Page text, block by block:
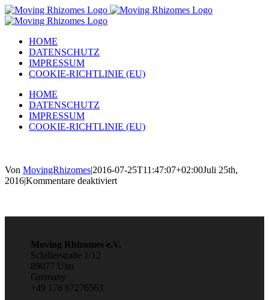
Zum
Inhalt
HOME
DATENSCHUTZ
IMPRESSUM
COOKIE-RICHTLINIE (EU)
HOME
DATENSCHUTZ
IMPRESSUM
COOKIE-RICHTLINIE (EU)
Von MovingRhizomes|2016-07-25T11:47:07+02:00Juli 25th,
2016|Kommentare deaktiviertfür
Moving Rhizomes e.V.
Schillerstraße 1/12
89077 Ulm
Germany
+49 176 67276563